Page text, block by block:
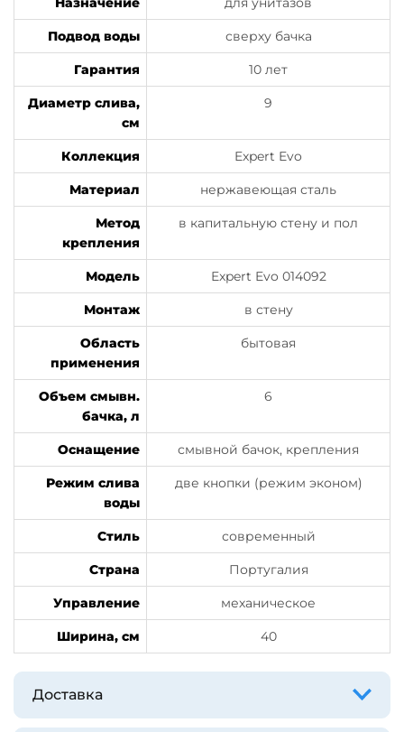
Подвод воды сверху бачка
Гарантия 10 лет
Диаметр слива,
см
9
Коллекция Expert Evo
Материал нержавеющая сталь
Метод
крепления
в капитальную стену и пол
Модель Expert Evo 014092
Монтаж в стену
Область
применения
бытовая
Объем смывн.
бачка, л
6
Оснащение смывной бачок, крепления
Режим слива
воды
две кнопки (режим эконом)
Стиль современный
Страна Португалия
Управление механическое
Ширина, см 40
Доставка